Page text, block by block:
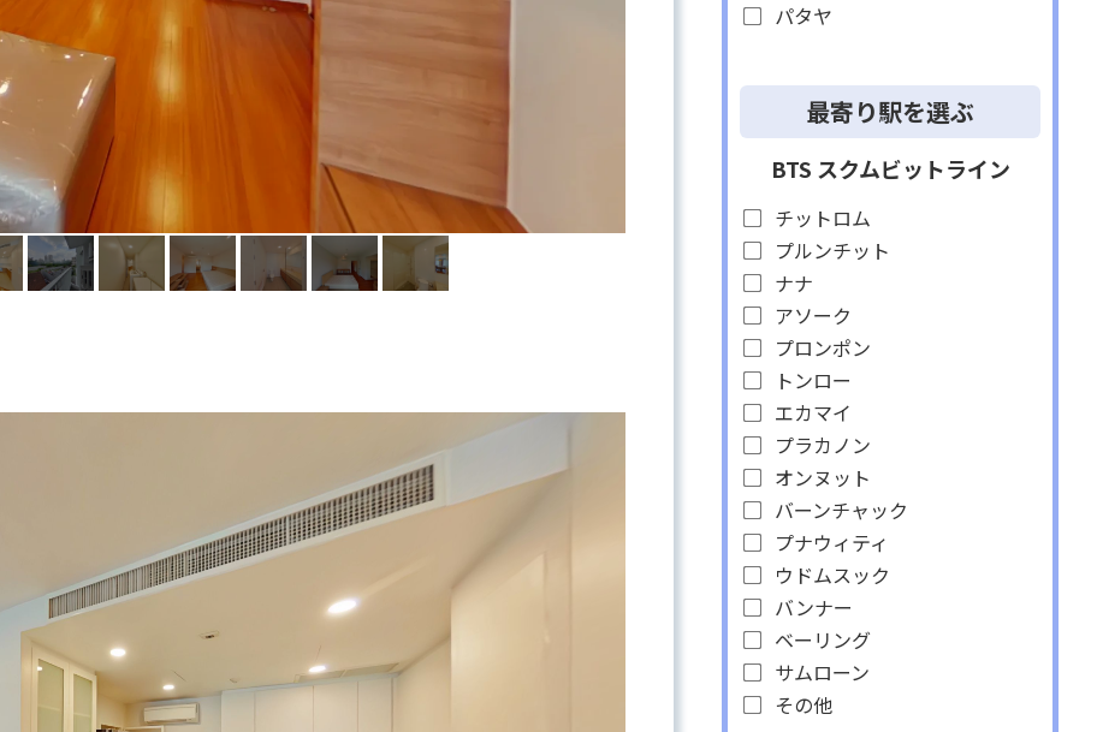
パタヤ
最寄り駅を選ぶ
BTS スクムビットライン
チットロム
プルンチット
ナナ
アソーク
プロンポン
トンロー
エカマイ
プラカノン
オンヌット
バーンチャック
プナウィティ
ウドムスック
バンナー
ベーリング
サムローン
その他